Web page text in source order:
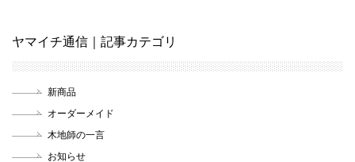
ヤマイチ通信｜記事カテゴリ
新商品
オーダーメイド
木地師の一言
お知らせ